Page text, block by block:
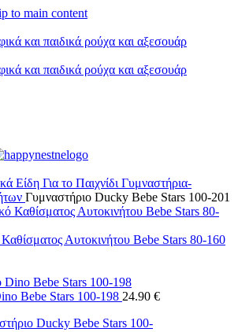
to main content
Είδη Για το Παιχνίδι Γυμναστήρια-
Γυμναστήριο Ducky Bebe Stars 100-201
Αυτοκινήτου Bebe Stars 80-160
Bebe Stars 100-198 24.90 €